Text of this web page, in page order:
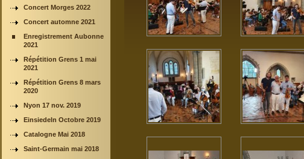
Concert Morges 2022
Concert automne 2021
Enregistrement Aubonne
2021
Répétition Grens 1 mai
2021
Répétition Grens 8 mars
2020
Nyon 17 nov. 2019
Einsiedeln Octobre 2019
Catalogne Mai 2018
Saint-Germain mai 2018